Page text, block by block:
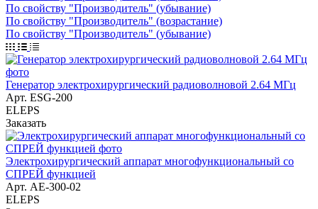
По свойству "Производитель" (убывание)
По свойству "Производитель" (возрастание)
По свойству "Производитель" (убывание)
Генератор электрохирургический радиоволновой 2.64 МГц
Арт. ESG-200
ELEPS
Заказать
Электрохирургический аппарат многофункциональный со
СПРЕЙ функцией
Арт. AE-300-02
ELEPS